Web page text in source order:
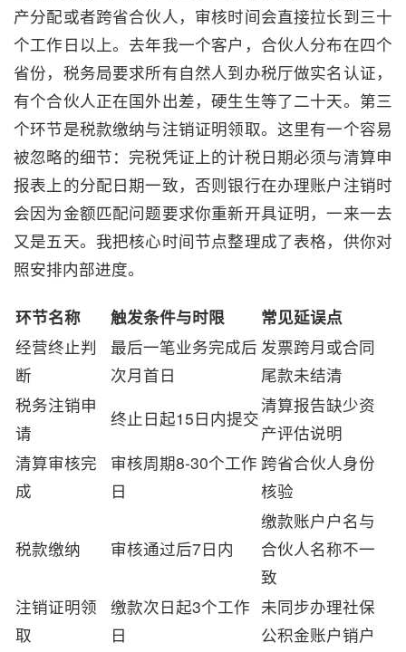
产分配或者跨省合伙人，审核时间会直接拉长到三十
个工作日以上。去年我一个客户，合伙人分布在四个
省份，税务局要求所有自然人到办税厅做实名认证，
有个合伙人正在国外出差，硬生生等了二十天。第三
个环节是税款缴纳与注销证明领取。这里有一个容易
被忽略的细节：完税凭证上的计税日期必须与清算申
报表上的分配日期一致，否则银行在办理账户注销时
会因为金额匹配问题要求你重新开具证明，一来一去
又是五天。我把核心时间节点整理成了表格，供你对
照安排内部进度。
环节名称 触发条件与时限
常见延误点
经营终止判
断
最后一笔业务完成后
次月首日
发票跨月或合同
尾款未结清
税务注销申
请
终止日起15日内提交
清算报告缺少资
产评估说明
清算审核完
成
审核周期8-30个工作
日
跨省合伙人身份
核验
税款缴纳 审核通过后7日内
缴款账户户名与
合伙人名称不一
致
注销证明领
取
缴款次日起3个工作
日
未同步办理社保
公积金账户销户